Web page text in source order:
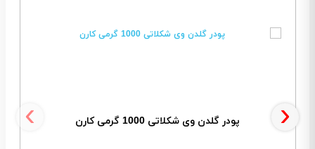
پودر گلدن وی شکلاتی 1000 گرمی کارن ‹ ›